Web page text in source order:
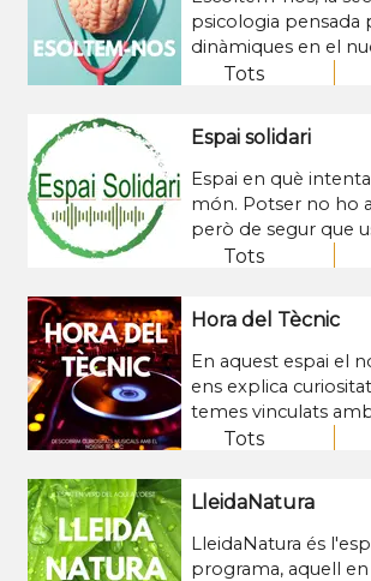
psicologia pensada
dinàmiques en el
Secció feta amb la
mestra, Marta Eroles.
Tots
Espai solidari
Espai en què
món. Potser no ho
però de segur que
reflexionar. En
opinió, històries de
Explicades per
protagonistes
això conduït pels
d'Alpicat Solidari.
Tots
Hora del Tècnic
En aquest espai el
ens explica
temes vinculats
artistes.
Tots
LleidaNatura
LleidaNatura és
programa, aquell